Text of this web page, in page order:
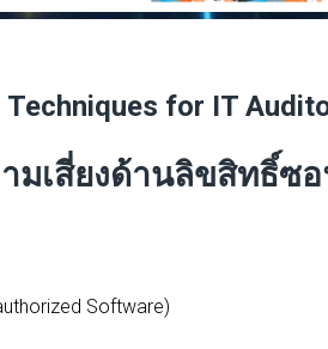
Techniques for IT
เสี่ยงด้านลิขสิทธิ์ซ
Software)